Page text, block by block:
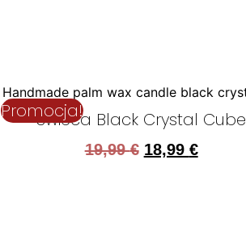
Promocja!
Świeca Black Crystal Cube
19,99€ 18,99 €